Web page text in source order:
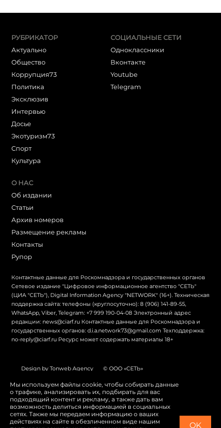
РУБРИКАТОР
Актуально
Общество
Коррупция73
Политика
Эксклюзив
Интервью
Досье
Экотуризм73
Cпорт
Культура
СОЦИАЛЬНЫЕ СЕТИ
Одноклассники
Вконтакте
Youtube
Telegram
О НАС
Об издании
Статьи
Архив номеров
Размещение рекламы
Контакты
Рупор
Контактные данные для Роскомнадзора и государственных органов
Сетевое издание "Цифровое информационное агентство "СЕТЬ"
(ЦИА "СЕТЬ"), Digital Information Agency "NETWORK" (16+). Техническая
поддержка сайта: телефоны (круглосуточно): 8 (906) 141-89-55,
WhatsApp, Viber, Telegram: +7 999 190-04-08 Электронный адрес
редакции: news@ciarf.ru Контактные данные для Роскомнадзора и
государственных органов: d.i.a.network73@gmail.com Техподдержка:
no-reply@ciarf.ru Ресурс может содержать материалы 18+
Design by Tonweb Agency © ООО «СЕТЬ»
Политика конфиденциальности Карта сайта
Switch to English
Мы используем файлы cookie, чтобы собирать данные
о трафике, анализировать их, подбирать для вас
подходящий контент и рекламу, а также дать вам
возможность делиться информацией в социальных
сетях. Также мы передаем информацию о ваших
действиях на сайте в обезличенном виде нашим
OK